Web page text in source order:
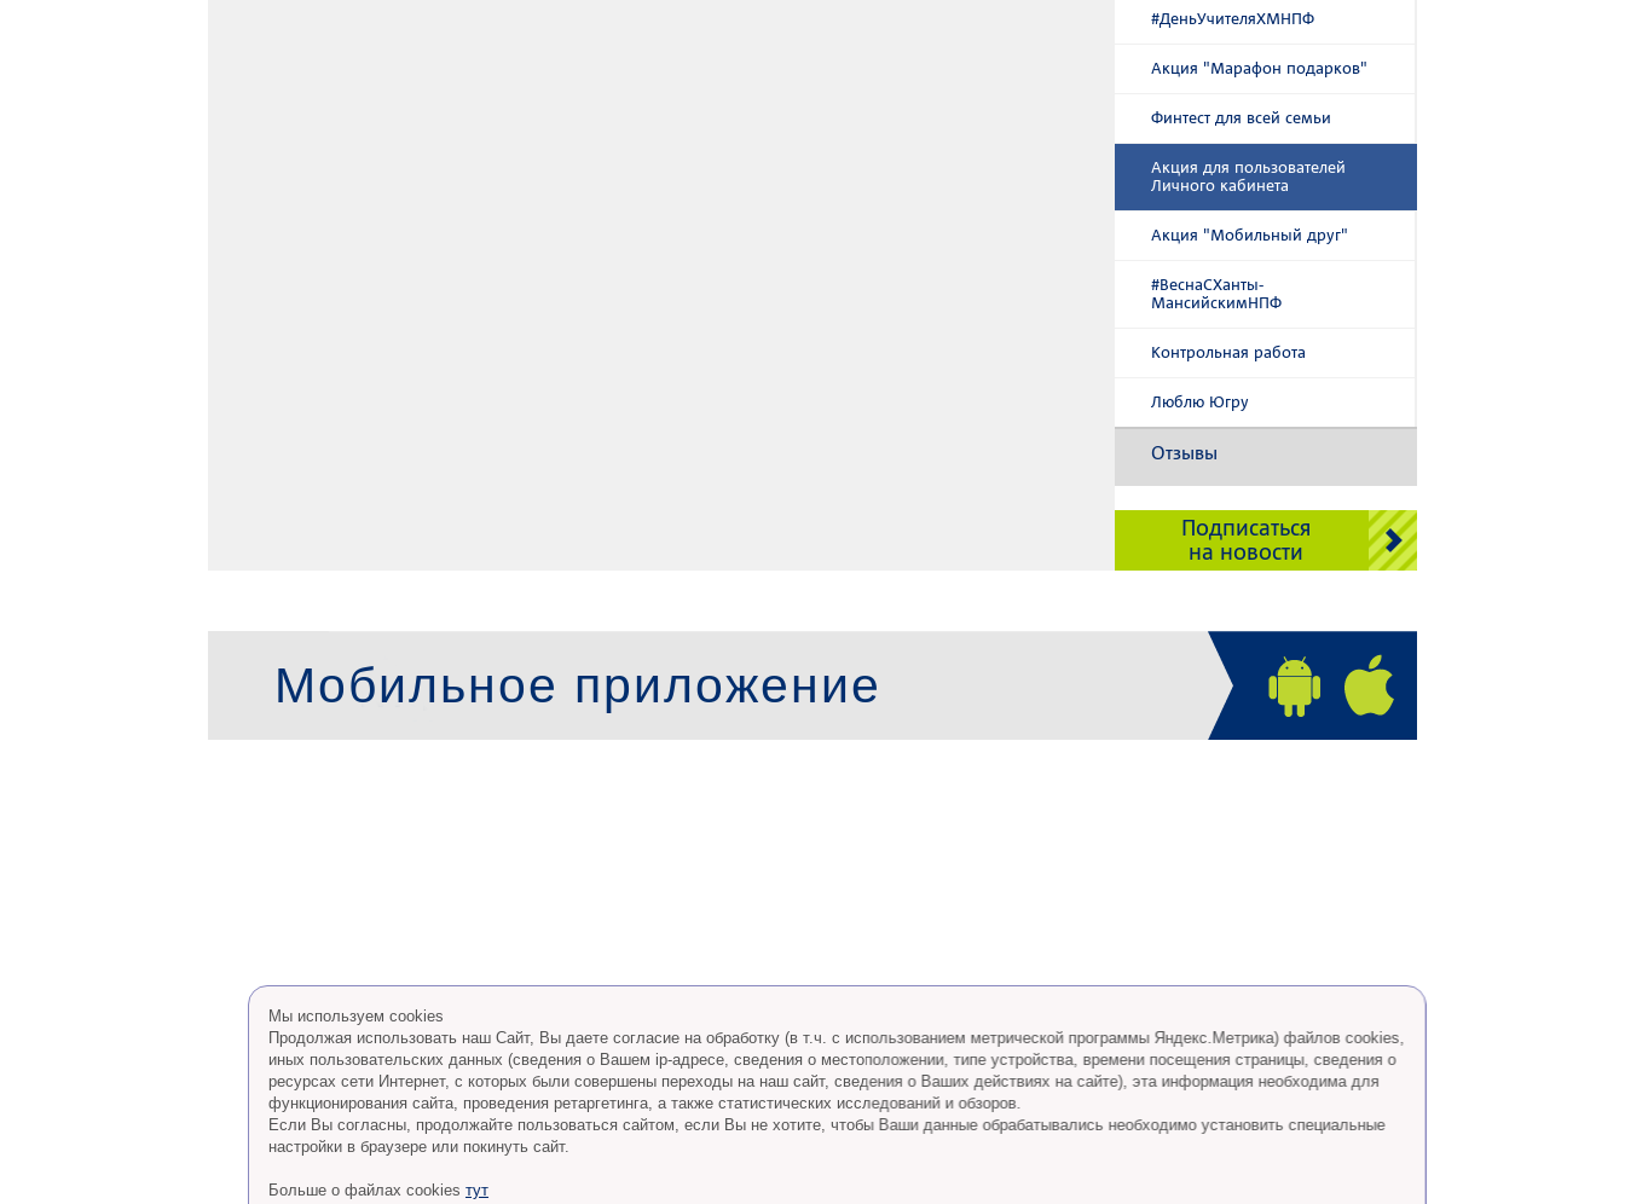
#ДеньУчителяХМНПФ
Акция "Марафон подарков"
Финтест для всей семьи
Акция для пользователей
Личного кабинета
Акция "Мобильный друг"
#ВеснаСХанты-
МансийскимНПФ
Контрольная работа
Люблю Югру
Отзывы
Подписаться
на новости
Мобильное приложение
Мы используем cookies
Продолжая использовать наш Сайт, Вы даете согласие на обработку (в т.ч. с использованием метрической программы Яндекс.Метрика) файлов cookies,
иных пользовательских данных (сведения о Вашем ip-адресе, сведения о местоположении, типе устройства, времени посещения страницы, сведения о
ресурсах сети Интернет, с которых были совершены переходы на наш сайт, сведения о Ваших действиях на сайте), эта информация необходима для
функционирования сайта, проведения ретаргетинга, а также статистических исследований и обзоров.
Eсли Вы согласны, продолжайте пользоваться сайтом, если Вы не хотите, чтобы Ваши данные обрабатывались необходимо установить специальные
настройки в браузере или покинуть сайт.
Больше о файлах cookies тут